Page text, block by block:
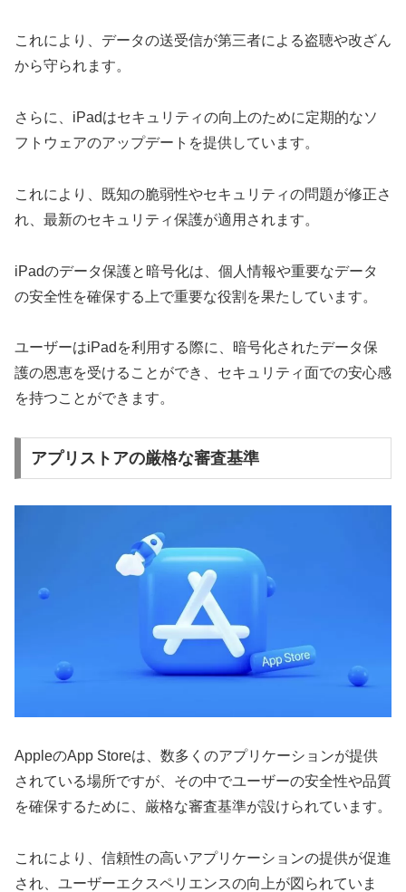
これにより、データの送受信が第三者による盗聴や改ざん
から守られます。
さらに、iPadはセキュリティの向上のために定期的なソ
フトウェアのアップデートを提供しています。
これにより、既知の脆弱性やセキュリティの問題が修正さ
れ、最新のセキュリティ保護が適用されます。
iPadのデータ保護と暗号化は、個人情報や重要なデータ
の安全性を確保する上で重要な役割を果たしています。
ユーザーはiPadを利用する際に、暗号化されたデータ保
護の恩恵を受けることができ、セキュリティ面での安心感
を持つことができます。
アプリストアの厳格な審査基準
AppleのApp Storeは、数多くのアプリケーションが提供
されている場所ですが、その中でユーザーの安全性や品質
を確保するために、厳格な審査基準が設けられています。
これにより、信頼性の高いアプリケーションの提供が促進
され、ユーザーエクスペリエンスの向上が図られていま